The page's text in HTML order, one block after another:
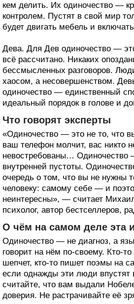
кем делить. Их одиночество —
контролем. Пустят в свой мир
будет двигать мебель и
Дева. Для Дев одиночество —
всё рассчитано. Никаких
бессмысленных разговоров.
хаосом, а несовершенством.
одиночество — единственный
идеальный порядок в голове и
Что говорят эксперты
«Одиночество — это не то, что
ваш телефон молчит, вас никто
невостребованы…
внутренней пустоты.
очередь о том, что вы не нужны
человеку: самому себе — и
неинтересны», — считает
психолог, автор бестселлеров,
О чём на самом деле эта
Одиночество — не диагноз, а
говорит на нём по-своему. Кто-то
шепчет, кто-то пишет поэмы на
если однажды эти люди
считайте, что вам выдали
доверия. Не растрачивайте её